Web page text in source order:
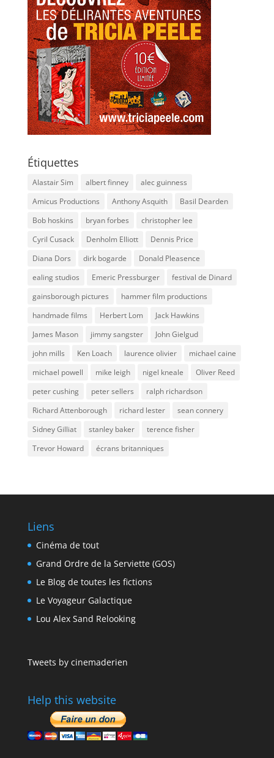
Étiquettes
Alastair Sim albert finney
alec guinness
Amicus Productions
Anthony Asquith
Basil Dearden
Bob hoskins
bryan forbes
christopher lee
Cyril Cusack
Denholm Elliott
Dennis Price
Diana Dors
dirk bogarde
Donald Pleasence
ealing studios
Emeric Pressburger
festival de Dinard
gainsborough pictures
hammer film productions
handmade films
Herbert Lom
Jack Hawkins
James Mason
jimmy sangster
John Gielgud
john mills
Ken Loach laurence olivier
michael caine
michael powell
mike leigh nigel kneale
Oliver Reed
peter cushing
peter sellers
ralph richardson
Richard Attenborough
richard lester
sean connery
Sidney Gilliat
stanley baker
terence fisher
Trevor Howard
écrans britanniques
Liens
Cinéma de tout
Grand Ordre de la Serviette (GOS)
Le Blog de toutes les fictions
Le Voyageur Galactique
Lou Alex Sand Relooking
Tweets by cinemaderien
Help this website